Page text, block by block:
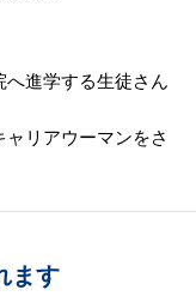
進学する生徒さん
リアウーマンをさ
ます